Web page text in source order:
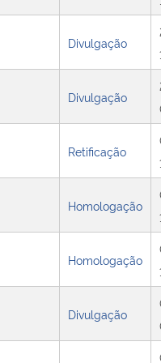
Divulgação
Divulgação
Retificação
Homologação
Homologação
Divulgação